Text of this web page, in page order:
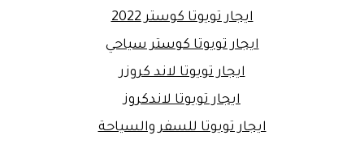
ايجار تويوتا كوستر 2022
ايجار تويوتا كوستر سياحي
ايجار تويوتا لاند كروزر
ايجار تويوتا لاندكروز
ايجار تويوتا للسفر والسياحة